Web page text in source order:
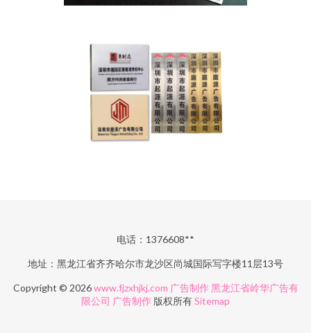
电话：1376608**
地址：黑龙江省齐齐哈尔市龙沙区尚城国际写字楼11层13号
Copyright © 2026www.fjzxhjkj.com 广告制作 黑龙江省岭华广告有
限公司 广告制作 版权所有Sitemap